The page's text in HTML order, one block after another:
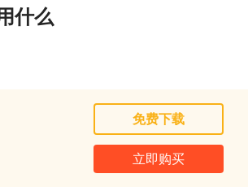
什么
免费下载
立即购买